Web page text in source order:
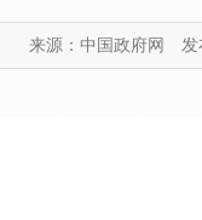
来源：中国政府网